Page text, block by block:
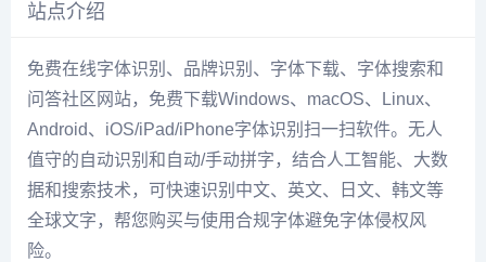
站点介绍
免费在线字体识别、品牌识别、字体下载、字体搜索和
问答社区网站，免费下载Windows、macOS、Linux、
Android、iOS/iPad/iPhone字体识别扫一扫软件。无人
值守的自动识别和自动/手动拼字，结合人工智能、大数
据和搜索技术，可快速识别中文、英文、日文、韩文等
全球文字，帮您购买与使用合规字体避免字体侵权风
险。